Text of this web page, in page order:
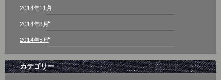
2014年11月
2014年8月
2014年5月
カテゴリー